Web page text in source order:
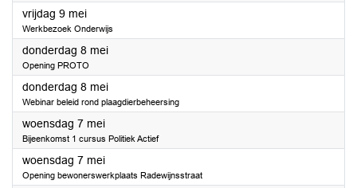
vrijdag 9 mei2025
Werkbezoek Onderwijs
donderdag 8 mei2025
Opening PROTO
donderdag 8 mei2025
Webinar beleid rond plaagdierbeheersing
woensdag 7 mei2025
Bijeenkomst 1 cursus Politiek Actief
woensdag 7 mei2025
Opening bewonerswerkplaats Radewijnsstraat